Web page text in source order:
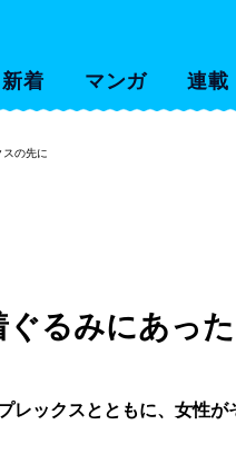
新着 マンガ 連載
の先に
るみにあっ
レックスとともに、女性が